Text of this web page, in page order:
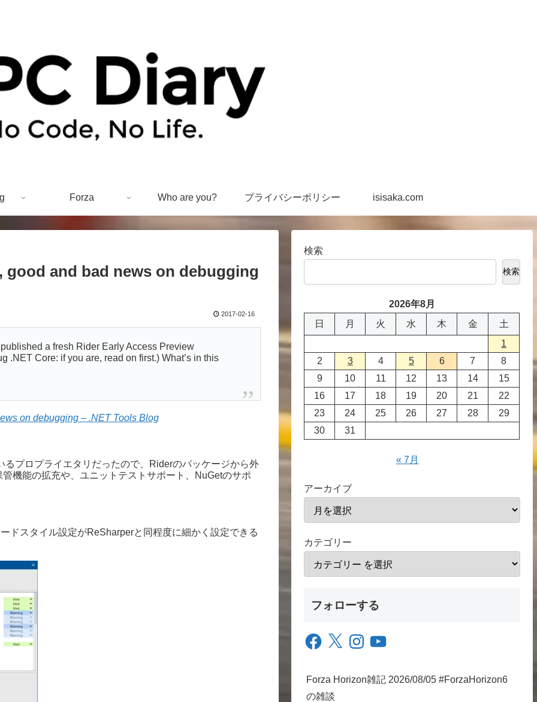
Forza Who are you? プライバシーポリシー isisaka.com
and bad news on debugging
2017-02-16
a fresh Rider Early Access Preview
.NET Core: if you are, read on first.) What’s in this
on debugging – .NET Tools Blog
プロプライエタリだったので、Riderのパッケージから外
機能の拡充や、ユニットテストサポート、NuGetのサポ
ドスタイル設定がReSharperと同程度に細かく設定できる
検索
検索
2026年8月
日
月 火 水 木 金
土
1
2
3 4 5 6 7
8
9
10 11 12 13 14
15
16
17 18 19 20 21
22
23
24 25 26 27 28
29
30
31
« 7月
アーカイブ
カテゴリー
フォローする
Facebook
X InstagramYouTube
Forza Horizon雑記 2026/08/05 #ForzaHorizon6
の雑談